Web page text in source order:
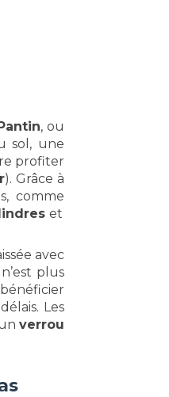
, ou
sol, une
profiter
). Grâce à
comme
et
avec
plus
Les
verrou